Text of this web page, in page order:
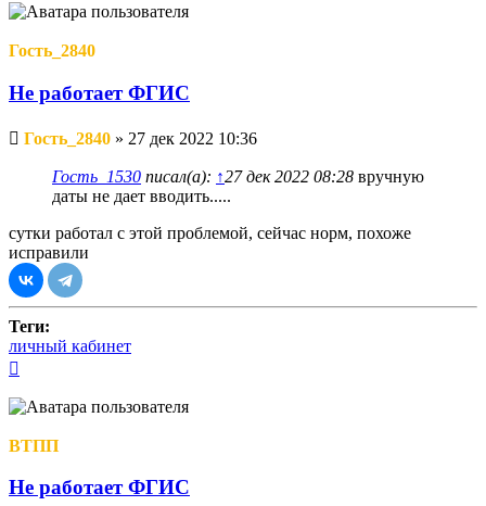
Гость_2840
Не работает ФГИС
Непрочитанное
сообщение
Гость_2840 » 27 дек 2022 10:36
Гость_1530 писал(а): ↑27 дек 2022 08:28 вручную
даты не дает вводить.....
сутки работал с этой проблемой, сейчас норм, похоже
исправили
Теги:
личный кабинет
началу
ВТПП
Не работает ФГИС